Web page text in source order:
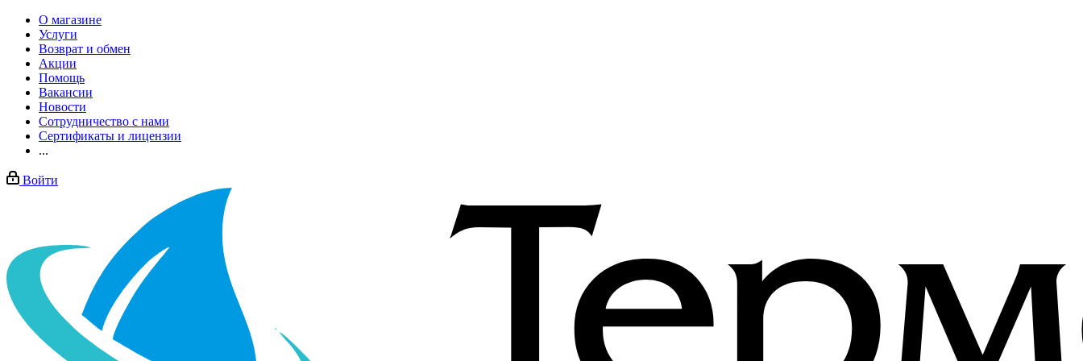
О магазине
Услуги
Возврат и обмен
Акции
Помощь
Вакансии
Новости
Сотрудничество с нами
Сертификаты и лицензии
...
Войти